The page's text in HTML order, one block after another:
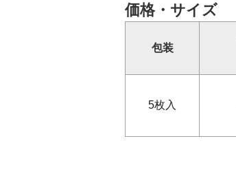
価格・サイズ
包装
5枚入